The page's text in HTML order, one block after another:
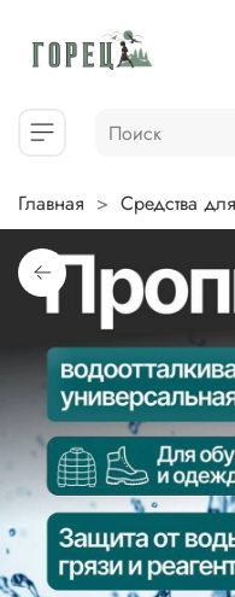
Главная Средства